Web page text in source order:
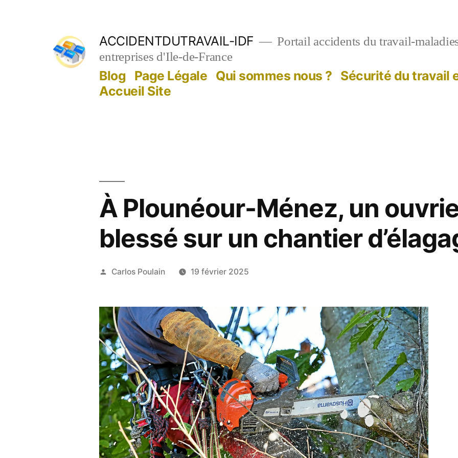
ACCIDENTDUTRAVAIL-IDF
Portail accidents du travail-
entreprises d'Ile-de-France
Blog Page Légale Qui sommes nous ? Sécurité du travail
Accueil Site
À Plounéour-Ménez, un
blessé sur un chantier
Publié
Carlos Poulain 19 février 2025